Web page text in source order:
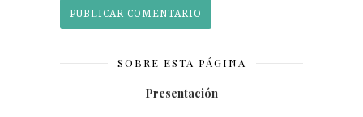
SOBRE ESTA PÁGINA
Presentación